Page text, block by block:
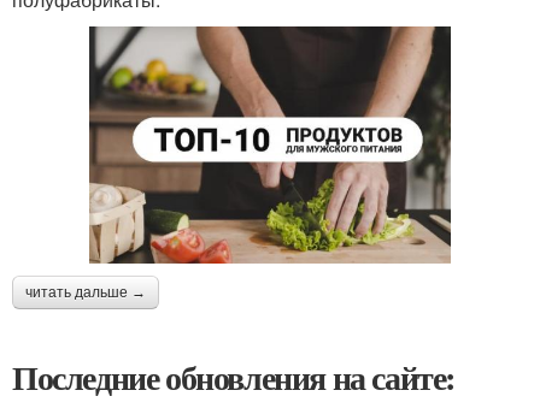
читать дальше →
Последние обновления на сайте: